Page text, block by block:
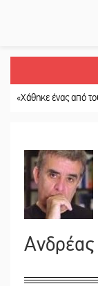
ένας από τους
Ανδρέας